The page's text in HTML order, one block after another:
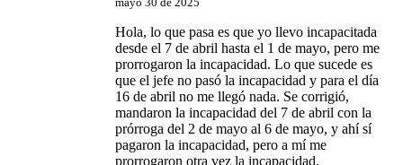
Hola, lo que pasa es que yo llevo incapacitada
desde el 7 de abril hasta el 1 de mayo, pero me
prorrogaron la incapacidad. Lo que sucede es
que el jefe no pasó la incapacidad y para el día
16 de abril no me llegó nada. Se corrigió,
mandaron la incapacidad del 7 de abril con la
prórroga del 2 de mayo al 6 de mayo, y ahí sí
pagaron la incapacidad, pero a mí me
prorrogaron otra vez la incapacidad.